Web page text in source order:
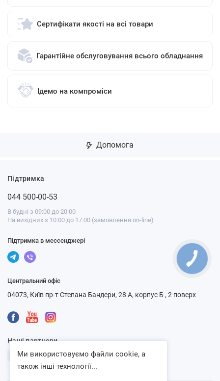
Сертифікати якості на всі товари
Гарантійне обслуговування всього обладнання
Ідемо на компроміси
Допомога
Підтримка
044 500-00-53
В будні з 09:00 до 20:00
На вихідних з 10:00 до 17:00 (замовлення on-line)
Підтримка в мессенджері
Центральний офіс
04073, Київ пр-т Степана Бандери, 28 А, корпус Б , 2 поверх
Наші партнери
Ми використовуємо файли cookie, а
також інші технології...